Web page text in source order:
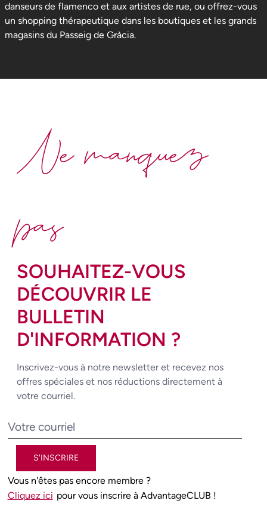
danseurs de flamenco et aux artistes de rue, ou offrez-vous
un shopping thérapeutique dans les boutiques et les grands
magasins du Passeig de Gràcia.
SOUHAITEZ-VOUS
DÉCOUVRIR LE
BULLETIN
D'INFORMATION ?
Inscrivez-vous à notre newsletter et recevez nos
offres spéciales et nos réductions directement à
votre courriel.
S'INSCRIRE
Vous n'êtes pas encore membre ?
Cliquez ici pour vous inscrire à AdvantageCLUB !
Ne manquez
pas